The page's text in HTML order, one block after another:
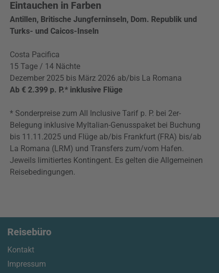
Eintauchen in Farben
Antillen, Britische Jungferninseln, Dom. Republik und
Turks- und Caicos-Inseln
Costa Pacifica
15 Tage / 14 Nächte
Dezember 2025 bis März 2026 ab/bis La Romana
Ab € 2.399 p. P.* inklusive Flüge
* Sonderpreise zum All Inclusive Tarif p. P. bei 2er-
Belegung inklusive MyItalian-Genusspaket bei Buchung
bis 11.11.2025 und Flüge ab/bis Frankfurt (FRA) bis/ab
La Romana (LRM) und Transfers zum/vom Hafen.
Jeweils limitiertes Kontingent. Es gelten die Allgemeinen
Reisebedingungen.
Reisebüro
Kontakt
Impressum